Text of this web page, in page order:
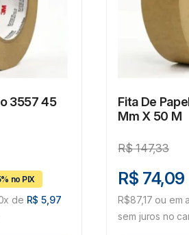
3557 45
de R$ 5,97
Fita De
Mm X 50 M
R$147,33
R$ 74,09
R$87,17 ou em
sem juros no